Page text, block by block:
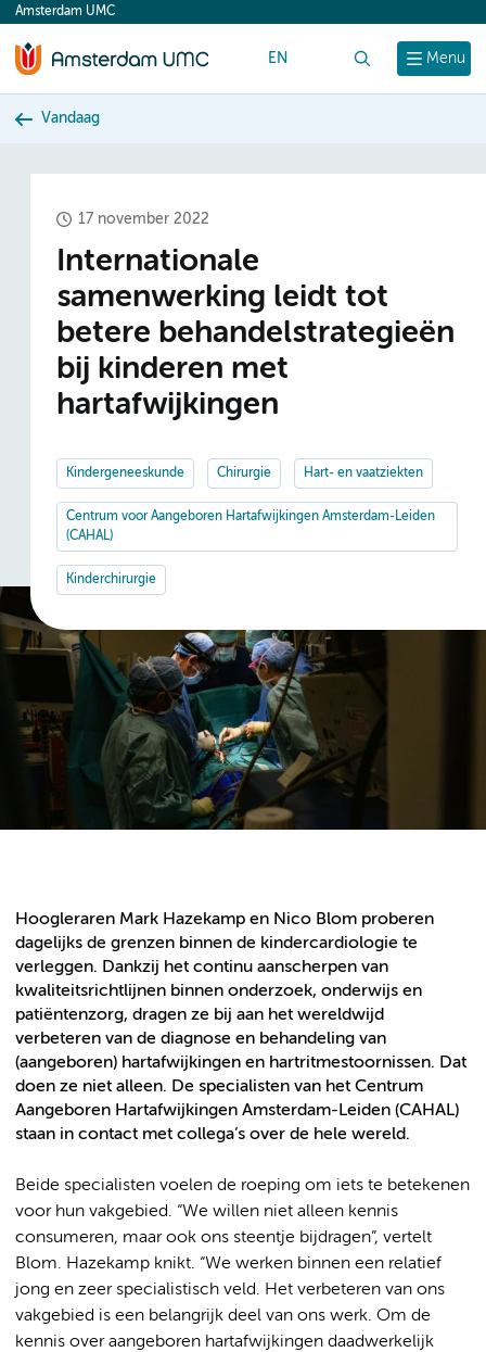
content
Menu
Amsterdam UMC
EN
Vandaag
17 november 2022
Internationale
samenwerking leidt tot
betere behandelstrategieën
bij kinderen met
hartafwijkingen
Kindergeneeskunde Chirurgie Hart- en vaatziekten
Centrum voor Aangeboren Hartafwijkingen Amsterdam-Leiden
(CAHAL)
Kinderchirurgie
Hoogleraren Mark Hazekamp en Nico Blom proberen
dagelijks de grenzen binnen de kindercardiologie te
verleggen. Dankzij het continu aanscherpen van
kwaliteitsrichtlijnen binnen onderzoek, onderwijs en
patiëntenzorg, dragen ze bij aan het wereldwijd
verbeteren van de diagnose en behandeling van
(aangeboren) hartafwijkingen en hartritmestoornissen. Dat
doen ze niet alleen. De specialisten van het Centrum
Aangeboren Hartafwijkingen Amsterdam-Leiden (CAHAL)
staan in contact met collega’s over de hele wereld.
Beide specialisten voelen de roeping om iets te betekenen
voor hun vakgebied. “We willen niet alleen kennis
consumeren, maar ook ons steentje bijdragen”, vertelt
Blom. Hazekamp knikt. “We werken binnen een relatief
jong en zeer specialistisch veld. Het verbeteren van ons
vakgebied is een belangrijk deel van ons werk. Om de
kennis over aangeboren hartafwijkingen daadwerkelijk